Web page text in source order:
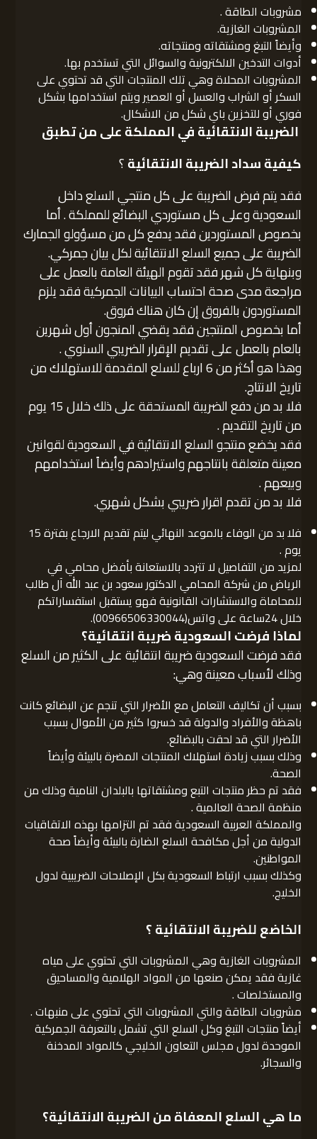
مشروبات الطاقة .
المشروبات الغازية.
وأيضاً التبغ ومشتقاته ومنتجاته.
أدوات التدخين الالكترونية والسوائل التي تستخدم بها.
المشروبات المحلاة وهي تلك المنتجات التي قد تحتوي على
السكر أو الشراب والعسل أو العصير ويتم استخدامها بشكل
فوري أو للتخزين باي شكل من الاشكال.
الضريبة الانتقائية في المملكة على من تطبق
كيفية سداد الضريبة الانتقائية؟
فقد يتم فرض الضريبة على كل منتجي السلع داخل
السعودية وعلى كل مستوردي البضائع للمملكة . أما
بخصوص المستوردين فقد يدفع كل من مسؤولو الجمارك
الضريبة على جميع السلع الانتقائية لكل بيان جمركي.
وبنهاية كل شهر فقد تقوم الهيئة العامة بالعمل على
مراجعة مدى صحة احتساب البيانات الجمركية فقد يلزم
المستوردون بالفروق إن كان هناك فروق.
أما بخصوص المنتجين فقد يقضي المنجون أول شهرين
بالعام بالعمل على تقديم الإقرار الضريبي السنوي .
وهذا هو أكثر من 6 ارباع للسلع المقدمة للاستهلاك من
تاريخ الانتاج.
فلا بد من دفع الضريبة المستحقة على ذلك خلال 15 يوم
من تاريخ التقديم .
فقد يخضع منتجو السلع الانتقائية في السعودية لقوانين
معينة متعلقة بانتاجهم واستيرادهم وأيضاً استخدامهم
وبيعهم .
فلا بد من تقدم اقرار ضريبي بشكل شهري.
فلا بد من الوفاء بالموعد النهائي ليتم تقديم الارجاع بفترة 15
يوم .
لمزيد من التفاصيل لا تتردد بالاستعانة بأفضل محامي في
الرياض من شركة المحامي الدكتور سعود بن عبد الله آل طالب
للمحاماة والاستشارات القانونية فهو يستقبل استفساراتكم
خلال 24ساعة على واتس(00966506330044).
لماذا فرضت السعودية ضريبة انتقائية؟
فقد فرضت السعودية ضريبة انتقائية على الكثير من السلع
وذلك لأسباب معينة وهي:
بسبب أن تكاليف التعامل مع الأضرار التي تنجم عن البضائع كانت
باهظة والأفراد والدولة قد خسروا كثير من الأموال بسبب
الأضرار التي قد لحقت بالبضائع.
وذلك بسبب زيادة استهلاك المنتجات المضرة بالبيئة وأيضاً
الصحة.
فقد تم حظر منتجات التبع ومشتقاتها بالبلدان النامية وذلك من
منظمة الصحة العالمية .
والمملكة العربية السعودية فقد تم التزامها بهذه الاتقاقيات
الدولية من أجل مكافحة السلع الضارة بالبيئة وأيضاً صحة
المواطنين.
وكذلك بسبب ارتباط السعودية بكل الإصلاحات الضريبية لدول
الخليج.
الخاضع للضريبة الانتقائية ؟
المشروبات الغازية وهي المشروبات التي تحتوي على مياه
غازية فقد يمكن صنعها من المواد الهلامية والمساحيق
والمستخلصات .
مشروبات الطاقة والتي المشروبات التي تحتوي على منبهات .
أيضاً منتجات التبغ وكل السلع التي تشمل بالتعرفة الجمركية
الموحدة لدول مجلس التعاون الخليجي كالمواد المدخنة
والسجائر.
ما هي السلع المعفاة من الضريبة الانتقائية؟